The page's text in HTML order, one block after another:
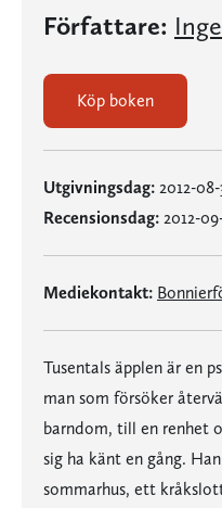
Författare:
Köp boken
Utgivningsdag: 2012-08-
Recensionsdag: 2012-
Mediekontakt:
Tusentals äpplen är en
man som försöker
barndom, till en renhet
sig ha känt en gång.
sommarhus, ett